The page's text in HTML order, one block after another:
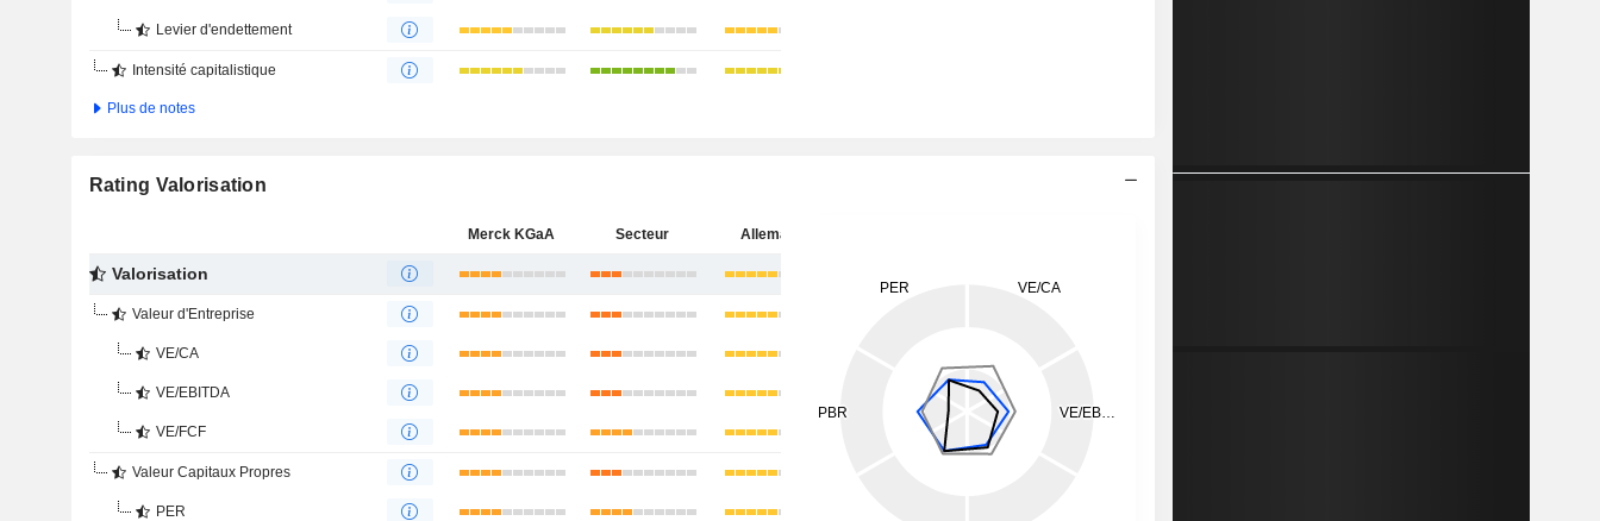
Levier d'endettement
Intensité capitalistique
Plus de notes
Rating Valorisation
Merck KGaA Secteur Allemagne
Valorisation
Valeur d'Entreprise
VE/CA
VE/EBITDA
VE/FCF
Valeur Capitaux Propres
PER